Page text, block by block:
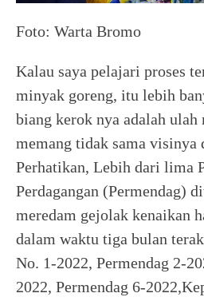
Foto: Warta Bromo
Kalau saya pelajari proses
minyak goreng, itu lebih
biang kerok nya adalah ulah
memang tidak sama visinya
Perhatikan, Lebih dari lima
Perdagangan (Permendag)
meredam gejolak kenaikan
dalam waktu tiga bulan
No. 1-2022, Permendag 2-
2022, Permendag 6-